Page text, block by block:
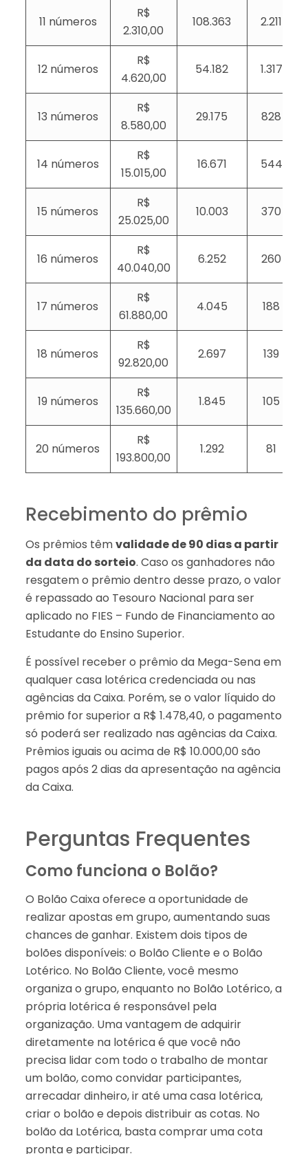
11 números
R$
2.310,00
108.363 2.211
12 números
R$
4.620,00
54.182 1.317
13 números
R$
8.580,00
29.175 828
14 números
R$
15.015,00
16.671 544
15 números
R$
25.025,00
10.003 370
16 números
R$
40.040,00
6.252 260
17 números
R$
61.880,00
4.045 188
18 números
R$
92.820,00
2.697 139
19 números
R$
135.660,00
1.845 105
20 números
R$
193.800,00
1.292 81
Recebimento do prêmio
Os prêmios têmvalidade de 90 dias a partir
da data do sorteio. Caso os ganhadores não
resgatem o prêmio dentro desse prazo, o valor
é repassado ao Tesouro Nacional para ser
aplicado no FIES – Fundo de Financiamento ao
Estudante do Ensino Superior.
É possível receber o prêmio da Mega-Sena em
qualquer casa lotérica credenciada ou nas
agências da Caixa. Porém, se o valor líquido do
prêmio for superior a R$ 1.478,40, o pagamento
só poderá ser realizado nas agências da Caixa.
Prêmios iguais ou acima de R$ 10.000,00 são
pagos após 2 dias da apresentação na agência
da Caixa.
Perguntas Frequentes
Como funciona o Bolão?
O Bolão Caixa oferece a oportunidade de
realizar apostas em grupo, aumentando suas
chances de ganhar. Existem dois tipos de
bolões disponíveis: o Bolão Cliente e o Bolão
Lotérico. No Bolão Cliente, você mesmo
organiza o grupo, enquanto no Bolão Lotérico, a
própria lotérica é responsável pela
organização. Uma vantagem de adquirir
diretamente na lotérica é que você não
precisa lidar com todo o trabalho de montar
um bolão, como convidar participantes,
arrecadar dinheiro, ir até uma casa lotérica,
criar o bolão e depois distribuir as cotas. No
bolão da Lotérica, basta comprar uma cota
pronta e participar.